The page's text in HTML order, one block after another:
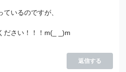
いるのですが、
ださい！！！m(_ _)m
返信する